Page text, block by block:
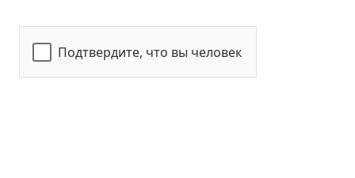
Подтвердите, что вы человек